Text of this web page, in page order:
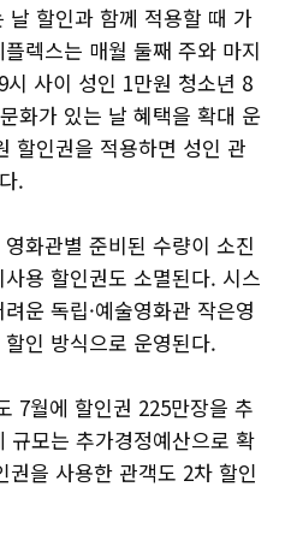
날 할인과 함께 적용할 때 가
렉스는 매월 둘째 주와 마지
사이 성인 1만원 청소년 8
화가 있는 날 혜택을 확대 운
할인권을 적용하면 성인 관
.
화관별 준비된 수량이 소진
용 할인권도 소멸된다. 시스
운 독립·예술영화관 작은영
인 방식으로 운영된다.
7월에 할인권 225만장을 추
규모는 추가경정예산으로 확
을 사용한 관객도 2차 할인